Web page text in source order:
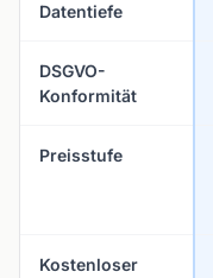
Datentiefe
DSGVO-
Konformität
Preisstufe
Kostenloser